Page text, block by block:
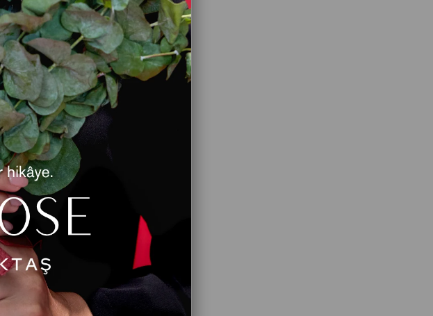
Kahverengi Olivia Kaşe Kaban
₺1.499,00